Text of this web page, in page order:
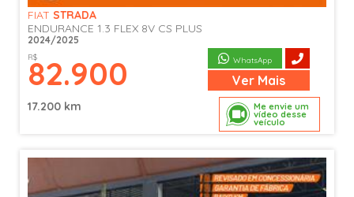
Me envie um
vídeo desse
veículo
FIAT STRADA
ENDURANCE 1.3 FLEX 8V CS PLUS
2024/2025
R$
82.900 WhatsApp
Ver Mais
17.200 km